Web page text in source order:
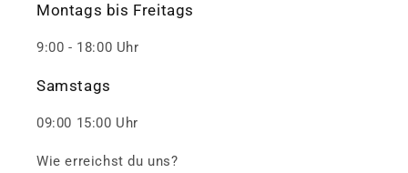
Montags bis Freitags
9:00 - 18:00 Uhr
Samstags
09:00 15:00 Uhr
Wie erreichst du uns?